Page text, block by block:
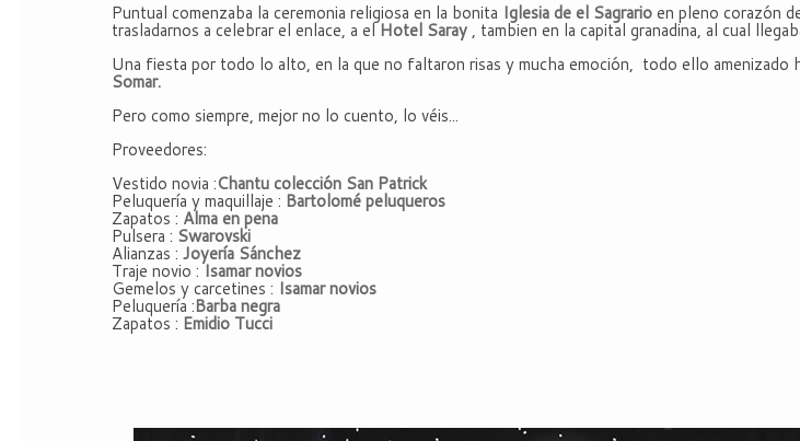
Puntual comenzaba la ceremonia religiosa en la bonita Iglesia de el Sagrarioen pleno corazón
trasladarnos a celebrar el enlace, a elHotel Saray , tambien en la capital granadina, al cual
Una fiesta por todo lo alto, en la que no faltaron risas y mucha emoción, todo ello amenizado
Somar.
Pero como siempre, mejor no lo cuento, lo véis...
Proveedores:
Vestido novia :Chantu colección San Patrick
Peluquería y maquillaje : Bartolomé peluqueros
Zapatos : Alma en pena
Pulsera : Swarovski
Alianzas : Joyería Sánchez
Traje novio :Isamar novios
Gemelos y carcetines : Isamar novios
Peluquería :Barba negra
Zapatos : Emidio Tucci